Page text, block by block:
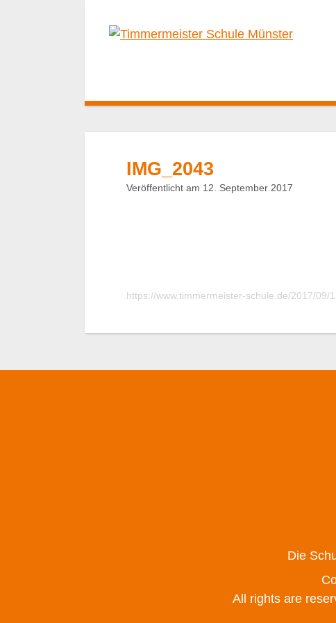
IMG_2043
Veröffentlicht am 12. September 2017
https://www.timmermeister-schule.de/2017/
Die
All rights are